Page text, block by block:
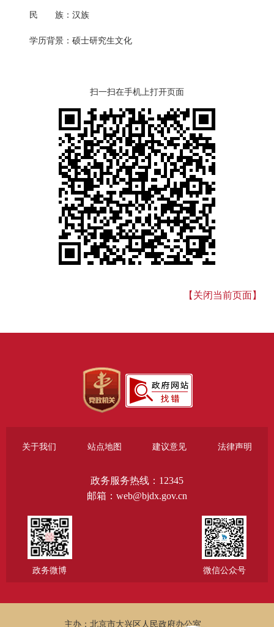
民 族：汉族
学历背景：硕士研究生文化
扫一扫在手机上打开页面
【关闭当前页面】
关于我们 站点地图 建议意见 法律声明
政务服务热线：12345
邮箱：web@bjdx.gov.cn
政务微博 微信公众号
主办：北京市大兴区人民政府办公室